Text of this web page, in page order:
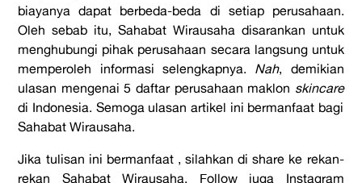
biayanya dapat berbeda-beda di setiap perusahaan.
Oleh sebab itu, Sahabat Wirausaha disarankan untuk
menghubungi pihak perusahaan secara langsung untuk
memperoleh informasi selengkapnya. Nah, demikian
ulasan mengenai 5 daftar perusahaan maklon skincare
di Indonesia. Semoga ulasan artikel ini bermanfaat bagi
Sahabat Wirausaha.
Jika tulisan ini bermanfaat , silahkan di share ke rekan-
rekan Sahabat Wirausaha. Follow juga Instagram